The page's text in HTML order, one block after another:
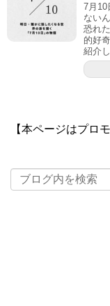
7月10
ない
恐れ
的好
紹介
【本ページはプロ